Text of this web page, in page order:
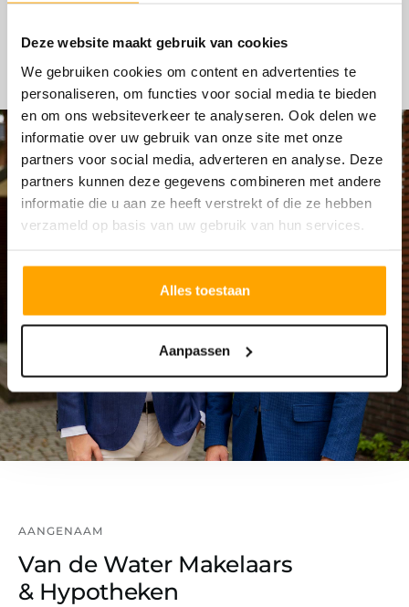
Deze website maakt gebruik van cookies
We gebruiken cookies om content en advertenties te
personaliseren, om functies voor social media te bieden
en om ons websiteverkeer te analyseren. Ook delen we
informatie over uw gebruik van onze site met onze
partners voor social media, adverteren en analyse. Deze
partners kunnen deze gegevens combineren met andere
informatie die u aan ze heeft verstrekt of die ze hebben
verzameld op basis van uw gebruik van hun services.
Alles toestaan
Aanpassen
AANGENAAM
Van de Water Makelaars
& Hypotheken